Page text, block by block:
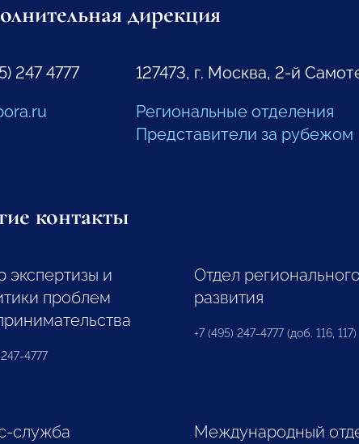
дирекция
247 4777
127473, г. Москва, 2-й
Региональные отделения
Представители за рубежом
контакты
экспертизы и
проблем
4777
Отдел регионального
развития
+7 (495) 247-4777 (доб. 116, 117)
служба
Международный